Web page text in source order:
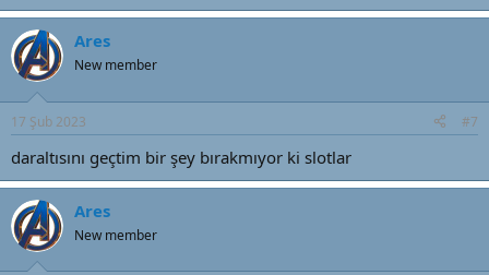
Ares
New member
17 Şub 2023 #7
daraltısını geçtim bir şey bırakmıyor ki slotlar
Ares
New member